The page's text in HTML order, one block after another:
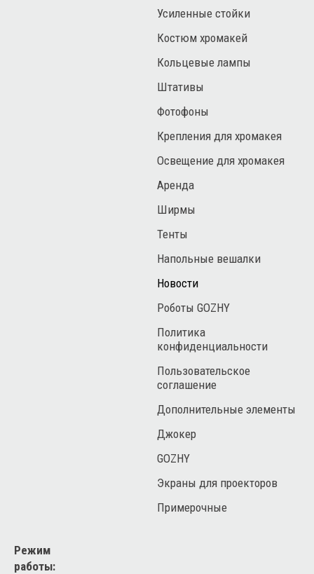
Усиленные стойки
Костюм хромакей
Кольцевые лампы
Штативы
Фотофоны
Крепления для хромакея
Освещение для хромакея
Аренда
Ширмы
Тенты
Напольные вешалки
Новости
Роботы GOZHY
Политика
конфиденциальности
Пользовательское
соглашение
Дополнительные элементы
Джокер
GOZHY
Экраны для проекторов
Примерочные
Режим
работы: